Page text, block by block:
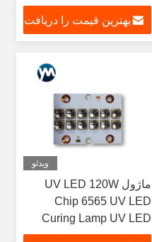
نانومتری
بهترین قیمت را دریافت
ویدئو
ماژول UV LED 120W
Chip 6565 UV LED
Curing Lamp UV LED
Curing Offset